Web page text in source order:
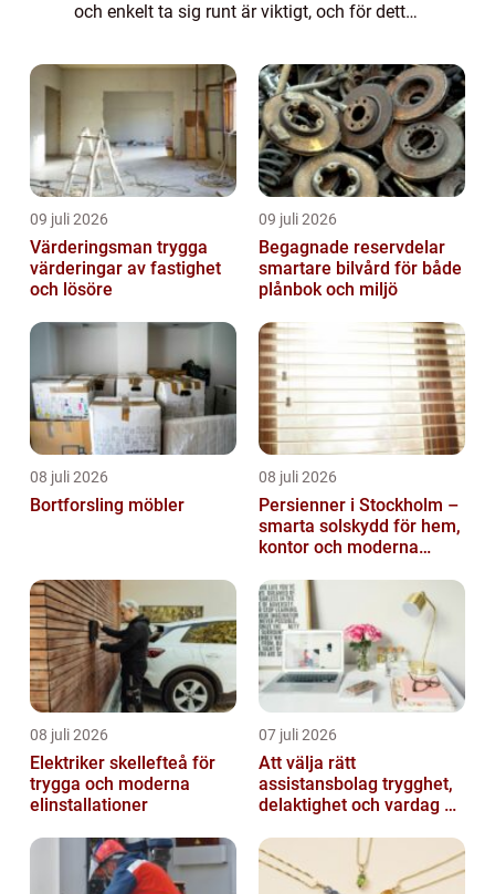
och enkelt ta sig runt är viktigt, och för detta
09 juli 2026
Värderingsman trygga
värderingar av fastighet
och lösöre
09 juli 2026
Begagnade reservdelar
smartare bilvård för både
plånbok och miljö
08 juli 2026
Bortforsling möbler
08 juli 2026
Persienner i Stockholm –
smarta solskydd för hem,
kontor och moderna
08 juli 2026
Elektriker skellefteå för
trygga och moderna
elinstallationer
07 juli 2026
Att välja rätt
assistansbolag trygghet,
delaktighet och vardag på